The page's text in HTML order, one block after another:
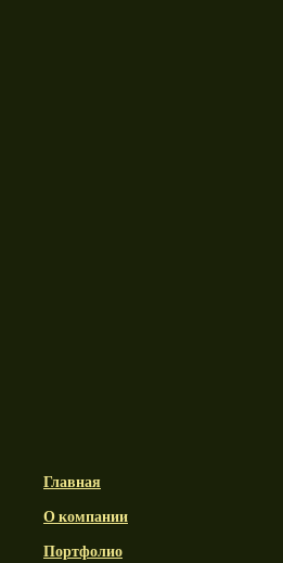
Главная
О компании
Портфолио